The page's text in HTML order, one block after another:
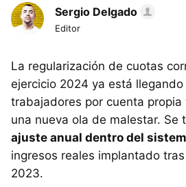
Sergio Delgado
Editor
La regularización de cuotas
ejercicio 2024 ya está
trabajadores por cuenta propia
una nueva ola de malestar. Se
ajuste anual dentro del
ingresos reales implantado
2023.